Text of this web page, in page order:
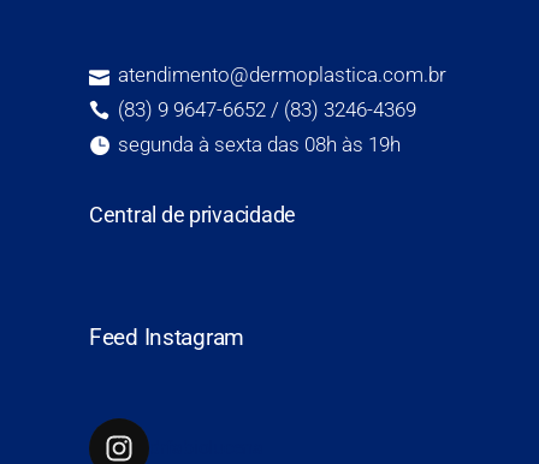
atendimento@dermoplastica.com.br
(83) 9 9647-6652 / (83) 3246-4369
segunda à sexta das 08h às 19h
Central de privacidade
Feed Instagram